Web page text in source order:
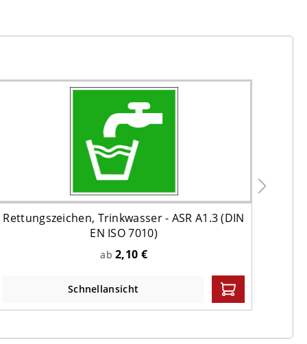
Rettungszeichen, Trinkwasser - ASR A1.3 (DIN
EN ISO 7010)
ab2,10 €
Schnellansicht